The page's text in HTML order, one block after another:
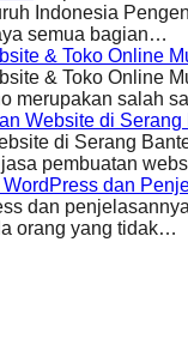
Indonesia
semua bagian…
& Toko Online
& Toko Online
merupakan salah
Website di Serang
di Serang
pembuatan
dan
dan
orang yang tidak…